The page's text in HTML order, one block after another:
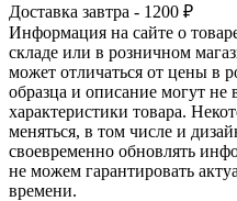
Доставка завтра - 1200 ₽
Информация на сайте о
складе или в розничном
может отличаться от цены в
образца и описание могут не
характеристики товара.
меняться, в том числе и
своевременно обновлять
не можем гарантировать
времени.